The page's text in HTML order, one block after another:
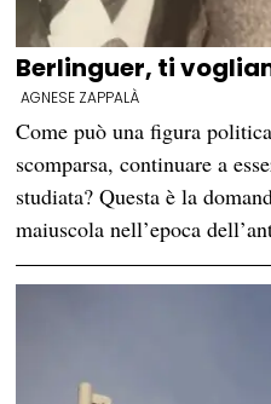
Berlinguer, ti
AGNESE ZAPPALÀ
Come può una figura
scomparsa, continuare a
studiata? Questa è la
maiuscola nell’epoca